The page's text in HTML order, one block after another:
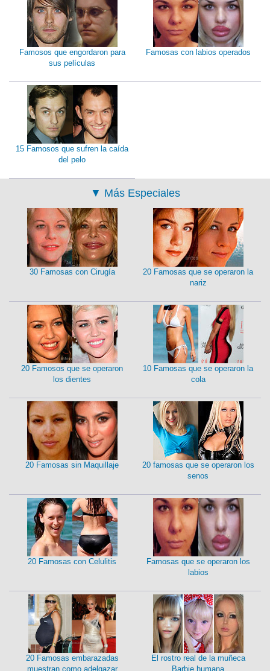
Famosos que engordaron para
sus películas
Famosas con labios operados
15 Famosos que sufren la caída
del pelo
▼ Más Especiales
30 Famosas con Cirugía
20 Famosas que se operaron la
nariz
20 Famosos que se operaron
los dientes
10 Famosas que se operaron la
cola
20 Famosas sin Maquillaje
20 famosas que se operaron los
senos
20 Famosas con Celulitis
Famosas que se operaron los
labios
20 Famosas embarazadas
muestran como adelgazar
El rostro real de la muñeca
Barbie humana